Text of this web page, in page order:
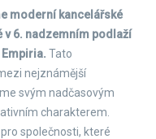
moderní kancelářské
v 6. nadzemním podlaží
Tato
nejznámější
svým nadčasovým
charakterem.
společnosti, které